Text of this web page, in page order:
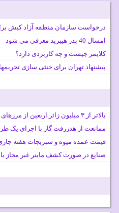
درخواست سازمان منطقه آزاد کیش
امسال 40 بذر هیبرید معرفی می شود
کلایمر چیست و چه کاربردی دارد؟
پیشنهاد تهران برای خنثی سازی
بالاتر از ۳ میلیون زائر اربعین از مرزهای زمینی کشور خارج شدند
ممانعت از هدررفت گاز با اجرای یک
قیمت عمده میوه و سبزیجات هفته
صنایع در صورت کشف ماینر غیر مجاز